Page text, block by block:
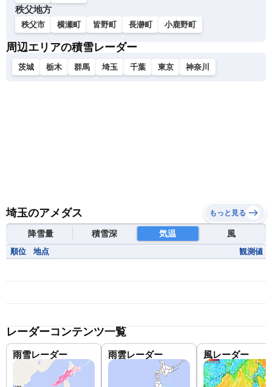
秩父地方
秩父市 横瀬町 皆野町 長瀞町 小鹿野町
周辺エリアの積雪レーダー
茨城 栃木 群馬 埼玉 千葉 東京 神奈川
埼玉のアメダス もっと見る
降雪量 積雪深 気温 風
順位 地点 観測値
レーダーコンテンツ一覧
雨雪レーダー 雨雲レーダー 風レーダー